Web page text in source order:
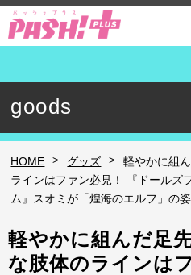
goods
HOME > グッズ >
軽やかに組
ラインはファン必見！ 『ドールズ
ム』スオミが「煌海のエルフ」の
軽やかに組んだ足
な肢体のラインは